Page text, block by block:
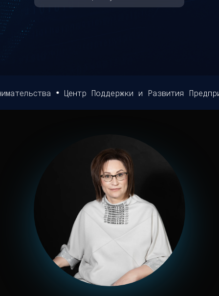
Центр Поддержки и Развития